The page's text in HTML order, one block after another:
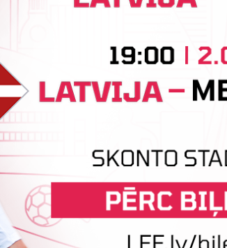
Ahmed Abdultaofik
guvaNdue Mujeci